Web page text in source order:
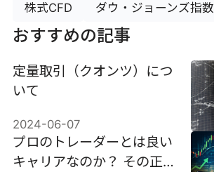
株式CFD ダウ・ジョーンズ指数
おすすめの記事
定量取引（クオンツ）につ
いて
2024-06-07
プロのトレーダーとは良い
キャリアなのか？ その正